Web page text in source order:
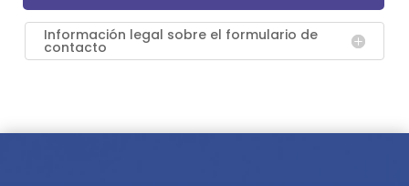
Información legal sobre el formulario de
contacto